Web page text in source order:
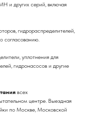
и других серий, включая
гидрораспределителей,
согласованию.
уплотнения для
гидронасосов и другие
всех
центре. Выездная
по Москве, Московской